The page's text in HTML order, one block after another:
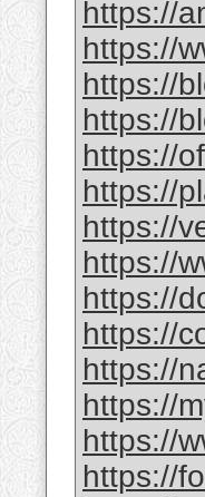
https://
https://
https://
https://
https://
https://
https://
https://
https://
https://
https://
https://
https://
https://